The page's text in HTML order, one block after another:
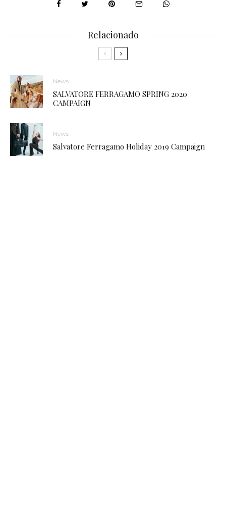
Relacionado
News
SALVATORE FERRAGAMO SPRING 2020
CAMPAIGN
News
Salvatore Ferragamo Holiday 2019 Campaign